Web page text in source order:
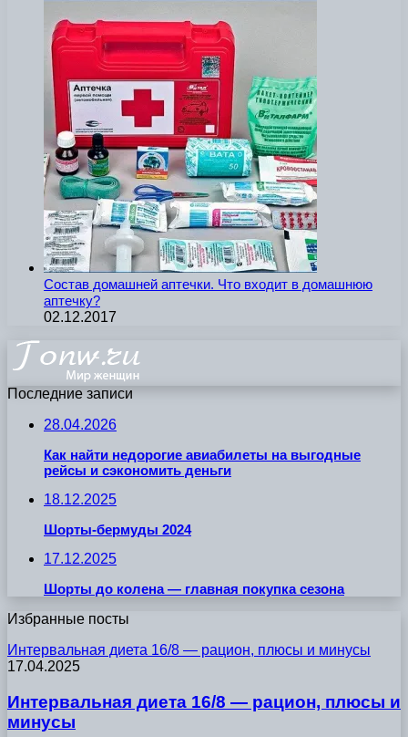
Состав домашней аптечки. Что входит в домашнюю
аптечку?
02.12.2017
Последние записи
28.04.2026
Как найти недорогие авиабилеты на выгодные
рейсы и сэкономить деньги
18.12.2025
Шорты-бермуды 2024
17.12.2025
Шорты до колена — главная покупка сезона
Избранные посты
Интервальная диета 16/8 — рацион, плюсы и минусы
17.04.2025
Интервальная диета 16/8 — рацион, плюсы и
минусы